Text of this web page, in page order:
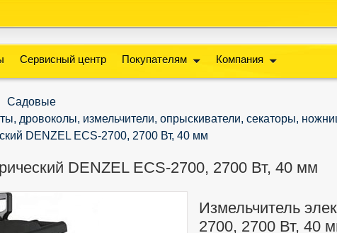
Сервисный центр Покупателям Компания
Садовые
дровоколы, измельчители, опрыскиватели, секаторы,
DENZEL ECS-2700, 2700 Вт, 40 мм
DENZEL ECS-2700, 2700 Вт, 40 мм
Измельчитель
2700, 2700 Вт, 40